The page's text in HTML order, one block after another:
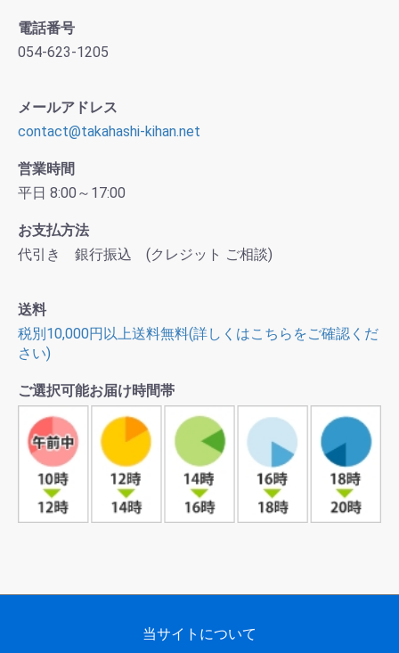
電話番号
054-623-1205
メールアドレス
contact@takahashi-kihan.net
営業時間
平日 8:00～17:00
お支払方法
代引き 銀行振込 (クレジット ご相談)
送料
税別10,000円以上送料無料(詳しくはこちらをご確認くだ
さい)
ご選択可能お届け時間帯
当サイトについて